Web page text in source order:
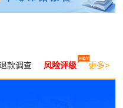
更多>
风险评级
款调查